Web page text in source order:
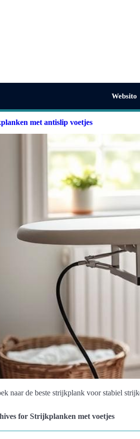
Websito
met antislip voetjes
naar de beste strijkplank voor stabiel
for Strijkplanken met voetjes